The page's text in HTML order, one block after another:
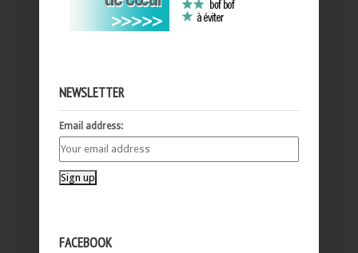
NEWSLETTER
Email address:
FACEBOOK